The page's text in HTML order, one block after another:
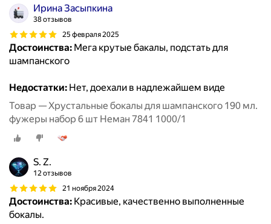
Ирина Засыпкина
38 отзывов
25 февраля 2025
Достоинства: Мега крутые бакалы, подстать для
шампанского
Недостатки: Нет, доехали в надлежайшем виде
Товар — Хрустальные бокалы для шампанского 190 мл.
фужеры набор 6 шт Неман 7841 1000/1
S. Z.
12 отзывов
21 ноября 2024
Достоинства: Красивые, качественно выполненные
бокалы.